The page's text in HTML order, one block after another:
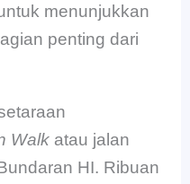
menunjukkan
penting dari
Walk atau jalan
HI. Ribuan